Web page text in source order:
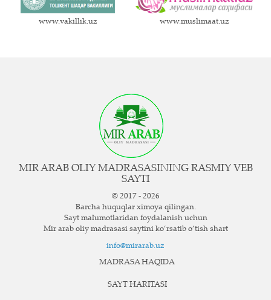
www.vakillik.uz www.muslimaat.uz
MIR ARAB OLIY MADRASASINING RASMIY VEB
SAYTI
© 2017 - 2026
Barcha huquqlar ximoya qilingan.
Sayt ma`lumotlaridan foydalanish uchun
Mir arab oliy madrasasi saytini ko‘rsatib o‘tish shart
info@mirarab.uz
MADRASA HAQIDA
SAYT HARITASI